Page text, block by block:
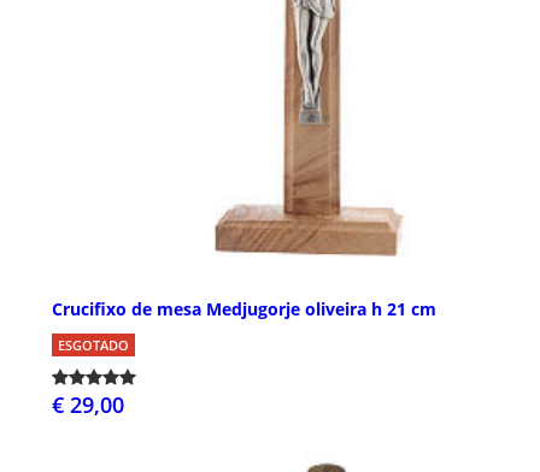
Crucifixo de mesa Medjugorje oliveira h 21 cm
ESGOTADO
€ 29,00